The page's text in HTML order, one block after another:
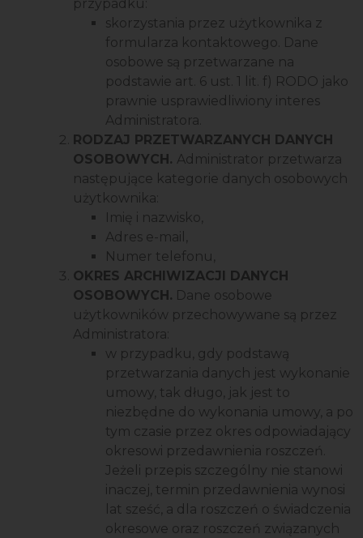
przypadku:
skorzystania przez użytkownika z
formularza kontaktowego. Dane
osobowe są przetwarzane na
podstawie art. 6 ust. 1 lit. f) RODO jako
prawnie usprawiedliwiony interes
Administratora.
RODZAJ PRZETWARZANYCH DANYCH
OSOBOWYCH. Administrator przetwarza
następujące kategorie danych osobowych
użytkownika:
Imię i nazwisko,
Adres e-mail,
Numer telefonu,
OKRES ARCHIWIZACJI DANYCH
OSOBOWYCH. Dane osobowe
użytkowników przechowywane są przez
Administratora:
w przypadku, gdy podstawą
przetwarzania danych jest wykonanie
umowy, tak długo, jak jest to
niezbędne do wykonania umowy, a po
tym czasie przez okres odpowiadający
okresowi przedawnienia roszczeń.
Jeżeli przepis szczególny nie stanowi
inaczej, termin przedawnienia wynosi
lat sześć, a dla roszczeń o świadczenia
okresowe oraz roszczeń związanych